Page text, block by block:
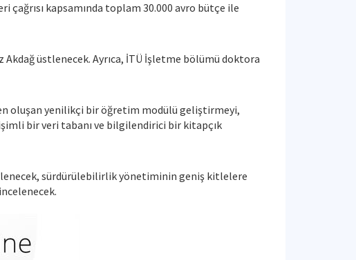
kapsamında toplam 30.000 avro bütçe ile
üstlenecek. Ayrıca, İTÜ İşletme bölümü doktora
oluşan yenilikçi bir öğretim modülü geliştirmeyi,
bir veri tabanı ve bilgilendirici bir kitapçık
sürdürülebilirlik yönetiminin geniş kitlelere